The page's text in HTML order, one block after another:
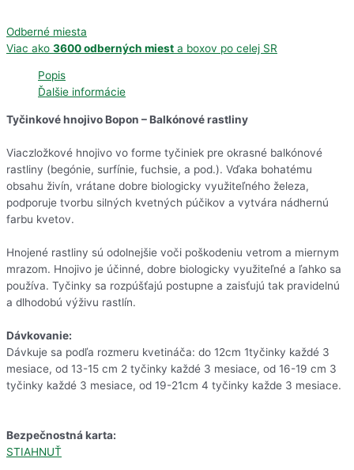
Odberné miesta
Viac ako 3600 odberných miest a boxov po celej SR
Popis
Ďalšie informácie
Tyčinkové hnojivo Bopon – Balkónové rastliny
Viaczložkové hnojivo vo forme tyčiniek pre okrasné balkónové
rastliny (begónie, surfínie, fuchsie, a pod.). Vďaka bohatému
obsahu živín, vrátane dobre biologicky využiteľného železa,
podporuje tvorbu silných kvetných púčikov a vytvára nádhernú
farbu kvetov.
Hnojené rastliny sú odolnejšie voči poškodeniu vetrom a miernym
mrazom. Hnojivo je účinné, dobre biologicky využiteľné a ľahko sa
používa. Tyčinky sa rozpúšťajú postupne a zaisťujú tak pravidelnú
a dlhodobú výživu rastlín.
Dávkovanie:
Dávkuje sa podľa rozmeru kvetináča: do 12cm 1tyčinky každé 3
mesiace, od 13-15 cm 2 tyčinky každé 3 mesiace, od 16-19 cm 3
tyčinky každé 3 mesiace, od 19-21cm 4 tyčinky každe 3 mesiace.
Bezpečnostná karta:
STIAHNUŤ